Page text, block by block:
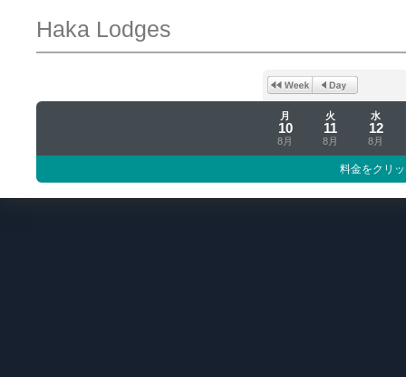
Haka Lodges
月
10
8月
火
11
8月
水
12
8月
料金をクリ